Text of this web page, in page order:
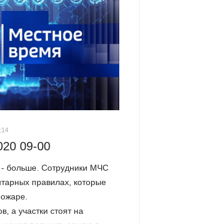
09-00
- больше. Сотрудники МЧС
правилах, которые
а участки стоят на